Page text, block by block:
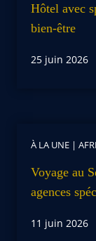
Hôtel avec
bien-être
25 juin 2026
À LA UNE |
Voyage au
agences
11 juin 2026